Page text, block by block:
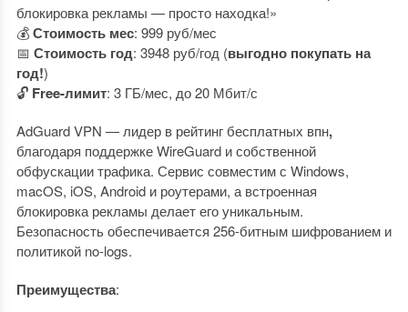
блокировка рекламы — просто находка!»
💰Стоимость мес: 999 руб/мес
📅 Стоимость год: 3948 руб/год (выгодно покупать на
год!)
🔓 Free-лимит: 3 ГБ/мес, до 20 Мбит/с
AdGuard VPN — лидер в рейтинг бесплатных впн,
благодаря поддержке WireGuard и собственной
обфускации трафика. Сервис совместим с Windows,
macOS, iOS, Android и роутерами, а встроенная
блокировка рекламы делает его уникальным.
Безопасность обеспечивается 256-битным шифрованием и
политикой no-logs.
Преимущества: